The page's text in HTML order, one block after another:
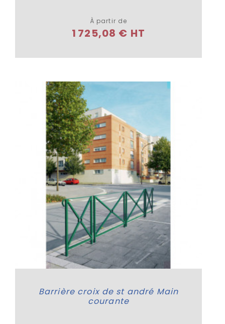
À partir de
1 725,08 € HT
Barrière croix de st andré Main
courante